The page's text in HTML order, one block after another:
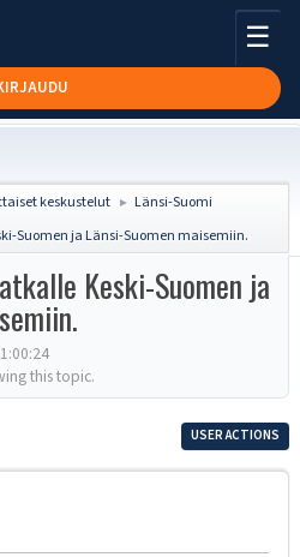
☰
keskustelut ► Länsi-Suomi
Suomen ja Länsi-Suomen maisemiin.
Keski-Suomen ja
this topic.
USER ACTIONS